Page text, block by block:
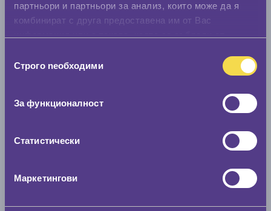
партньори и партньори за анализ, които може да я
комбинират с друга предоставена им от Вас
наСтрого nеобходими
За функционалност
Статистически
Маркетингови
Стар размер